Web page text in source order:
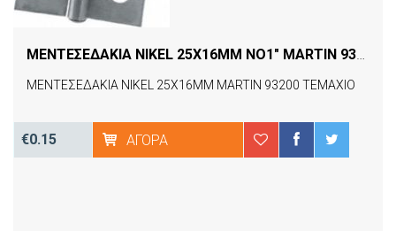
ΜΕΝΤΕΣΕΔΑΚΙΑ NIKEL 25X16MM MARTIN 93200 ΤΕΜΑΧΙΟ
€0.15 ΑΓΟΡΆ